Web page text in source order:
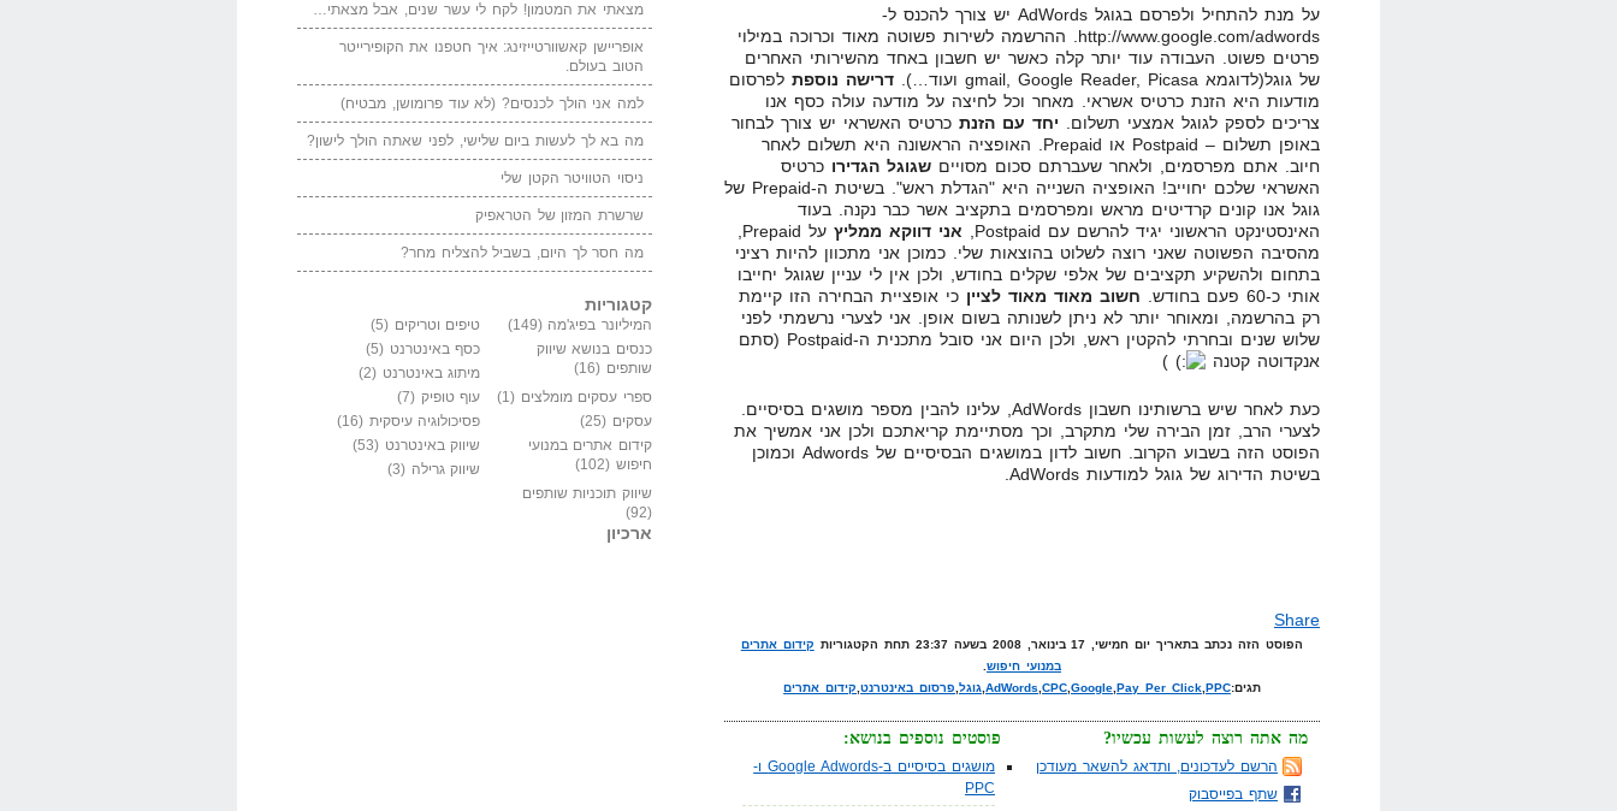
על מנת להתחיל ולפרסם בגוגל AdWords יש צורך להכנס ל-
http://www.google.com/adwords. ההרשמה לשירות פשוטה מאוד וכרוכה במילוי
פרטים פשוט. העבודה עוד יותר קלה כאשר יש חשבון באחד מהשירותי האחרים
של גוגל(לדוגמא gmail, Google Reader, Picasa ועוד…).
דרישה נוספתלפרסום
מודעות היא הזנת כרטיס אשראי. מאחר וכל לחיצה על מודעה עולה כסף אנו
צריכים לספק לגוגל אמצעי תשלום. יחד עם הזנתכרטיס האשראי יש צורך לבחור
באופן תשלום – Postpaid או Prepaid. האופציה הראשונה היא תשלום לאחר
חיוב. אתם מפרסמים, ולאחר שעברתם סכום מסויים שגוגל הגדירו כרטיס
האשראי שלכם יחוייב! האופציה השנייה היא "הגדלת ראש". בשיטת ה-Prepaid של
גוגל אנו קונים קרדיטים מראש ומפרסמים בתקציב אשר כבר נקנה. בעוד
האינסטינקט הראשוני יגיד להרשם עם Postpaid,
אני דווקא ממליץ
מהסיבה הפשוטה שאני רוצה לשלוט בהוצאות שלי. כמוכן אני מתכוון להיות רציני
בתחום ולהשקיע תקציבים של אלפי שקלים בחודש, ולכן אין לי עניין שגוגל יחייבו
אותי כ-60 פעם בחודש.
חשוב מאוד מאוד לציין כי אופציית הבחירה הזו קיימת
רק בהרשמה, ומאוחר יותר לא ניתן לשנותה בשום אופן. אני לצערי נרשמתי לפני
שלוש שנים ובחרתי להקטין ראש, ולכן היום אני סובל מתכנית ה-Postpaid (סתם
אנקדוטה קטנה
)
כעת לאחר שיש ברשותינו חשבון AdWords, עלינו להבין מספר מושגים בסיסיים.
לצערי הרב, זמן הבירה שלי מתקרב, וכך מסתיימת קריאתכם ולכן אני אמשיך את
הפוסט הזה בשבוע הקרוב. חשוב לדון במושגים הבסיסיים של Adwords וכמוכן
בשיטת הדירוג של גוגל למודעות AdWords.
Share
הפוסט הזה נכתב בתאריך יום חמישי, 17 בינואר, 2008 בשעה 23:37 תחת הקטגוריות
קידום אתרים
במנועי חיפוש.
תגים:
AdWords CPC Google Pay Per Click, PPC גוגל פרסום באינטרנט, קידום אתרים
פוסטים נוספים בנושא:
מושגים בסיסיים ב-Google Adwords ו-
PPC
מה אתה רוצה לעשות עכשיו?
הרשם לעדכונים, ותדאג להשאר מעודכן
שתף בפייסבוק
מצאתי את המטמון! לקח לי עשר שנים, אבל מצאתי…
אופריישן קאשוורטייזינג: איך חטפנו את הקופירייטר
הטוב בעולם.
למה אני הולך לכנסים? (לא עוד פרומושן, מבטיח)
מה בא לך לעשות ביום שלישי, לפני שאתה הולך לישון?
ניסוי הטוויטר הקטן שלי
שרשרת המזון של הטראפיק
מה חסר לך היום, בשביל להצליח מחר?
קטגוריות
המיליונר בפיג'מה (149) טיפים וטריקים (5)
כנסים בנושא שיווק
שותפים (16)
כסף באינטרנט (5)
מיתוג באינטרנט (2)
ספרי עסקים מומלצים (1) עוף טופיק (7)
עסקים (25) פסיכולוגיה עיסקית (16)
קידום אתרים במנועי
חיפוש (102)
שיווק באינטרנט (53)
שיווק גרילה (3)
שיווק תוכניות שותפים
(92)
ארכיון